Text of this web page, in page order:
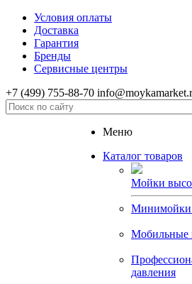
Условия оплаты
Доставка
Гарантия
Бренды
Сервисные центры
+7 (499) 755-88-70
Меню
Каталог товаров
Мойки
Минимойки
Мобильные
давления